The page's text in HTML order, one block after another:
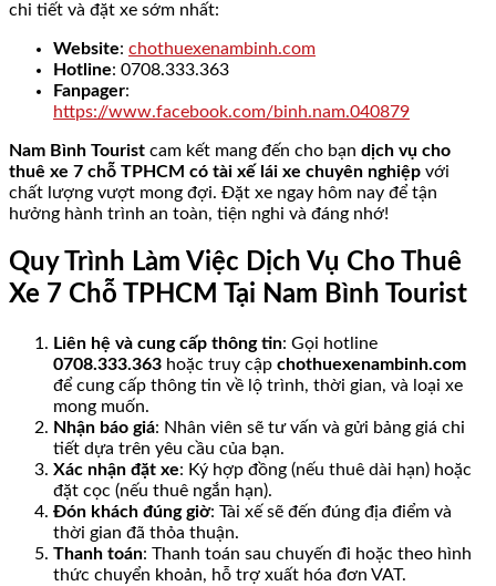
chi tiết và đặt xe sớm nhất:
Website: chothuexenambinh.com
Hotline: 0708.333.363
Fanpager:
https://www.facebook.com/binh.nam.040879
Nam Bình Tourist cam kết mang đến cho bạn dịch vụ cho
thuê xe 7 chỗ TPHCM có tài xế lái xe chuyên nghiệp với
chất lượng vượt mong đợi. Đặt xe ngay hôm nay để tận
hưởng hành trình an toàn, tiện nghi và đáng nhớ!
Quy Trình Làm Việc Dịch Vụ Cho Thuê
Xe 7 Chỗ TPHCM Tại Nam Bình Tourist
Liên hệ và cung cấp thông tin: Gọi hotline
0708.333.363 hoặc truy cập chothuexenambinh.com
để cung cấp thông tin về lộ trình, thời gian, và loại xe
mong muốn.
Nhận báo giá: Nhân viên sẽ tư vấn và gửi bảng giá chi
tiết dựa trên yêu cầu của bạn.
Xác nhận đặt xe: Ký hợp đồng (nếu thuê dài hạn) hoặc
đặt cọc (nếu thuê ngắn hạn).
Đón khách đúng giờ: Tài xế sẽ đến đúng địa điểm và
thời gian đã thỏa thuận.
Thanh toán: Thanh toán sau chuyến đi hoặc theo hình
thức chuyển khoản, hỗ trợ xuất hóa đơn VAT.